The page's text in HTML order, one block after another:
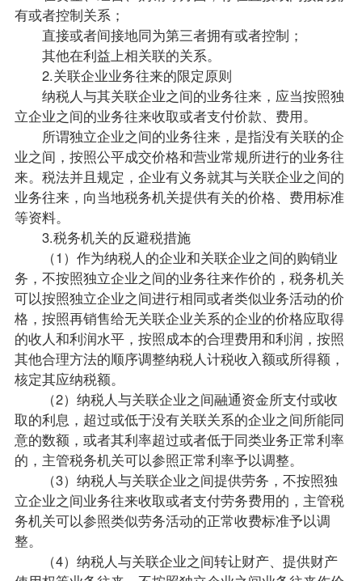
有或者控制关系；
直接或者间接地同为第三者拥有或者控制；
其他在利益上相关联的关系。
2.关联企业业务往来的限定原则
纳税人与其关联企业之间的业务往来，应当按照独
立企业之间的业务往来收取或者支付价款、费用。
所谓独立企业之间的业务往来，是指没有关联的企
业之间，按照公平成交价格和营业常规所进行的业务往
来。税法并且规定，企业有义务就其与关联企业之间的
业务往来，向当地税务机关提供有关的价格、费用标准
等资料。
3.税务机关的反避税措施
（1）作为纳税人的企业和关联企业之间的购销业
务，不按照独立企业之间的业务往来作价的，税务机关
可以按照独立企业之间进行相同或者类似业务活动的价
格，按照再销售给无关联企业关系的企业的价格应取得
的收人和利润水平，按照成本的合理费用和利润，按照
其他合理方法的顺序调整纳税人计税收入额或所得额，
核定其应纳税额。
（2）纳税人与关联企业之间融通资金所支付或收
取的利息，超过或低于没有关联关系的企业之间所能同
意的数额，或者其利率超过或者低于同类业务正常利率
的，主管税务机关可以参照正常利率予以调整。
（3）纳税人与关联企业之间提供劳务，不按照独
立企业之间业务往来收取或者支付劳务费用的，主管税
务机关可以参照类似劳务活动的正常收费标准予以调
整。
（4）纳税人与关联企业之间转让财产、提供财产